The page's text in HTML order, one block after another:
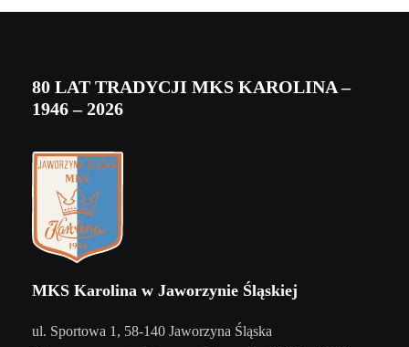
80 LAT TRADYCJI MKS KAROLINA –
1946 – 2026
MKS Karolina w Jaworzynie Śląskiej
ul. Sportowa 1, 58-140 Jaworzyna Śląska